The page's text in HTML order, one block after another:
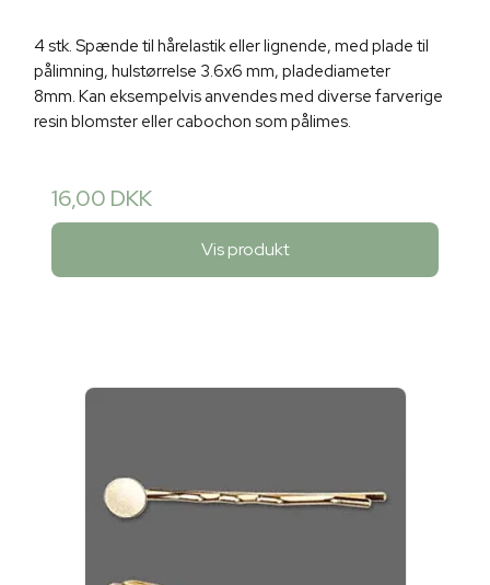
4 stk. Spænde til hårelastik eller lignende, med plade til
pålimning, hulstørrelse 3.6x6 mm, pladediameter
8mm. Kan eksempelvis anvendes med diverse farverige
resin blomster eller cabochon som pålimes.
16,00 DKK
Vis produkt